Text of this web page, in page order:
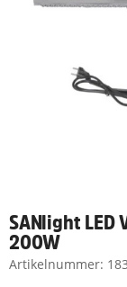
SANlight LED
200W
Artikelnummer: